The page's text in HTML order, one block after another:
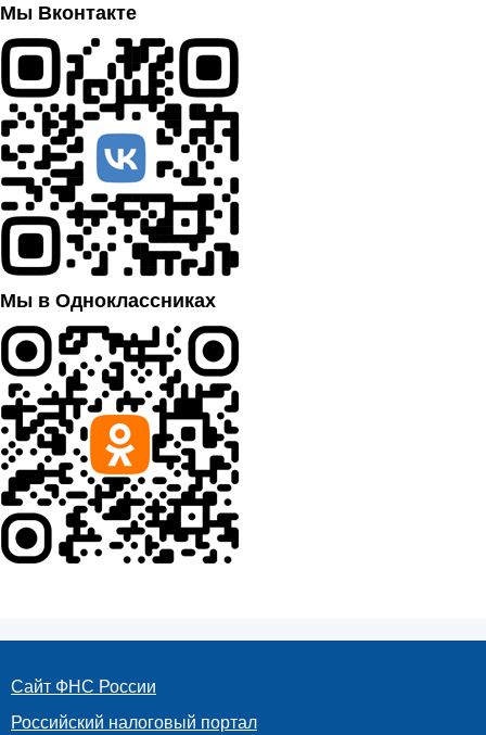
Мы Вконтакте
Мы в Одноклассниках
Сайт ФНС России
Российский налоговый портал